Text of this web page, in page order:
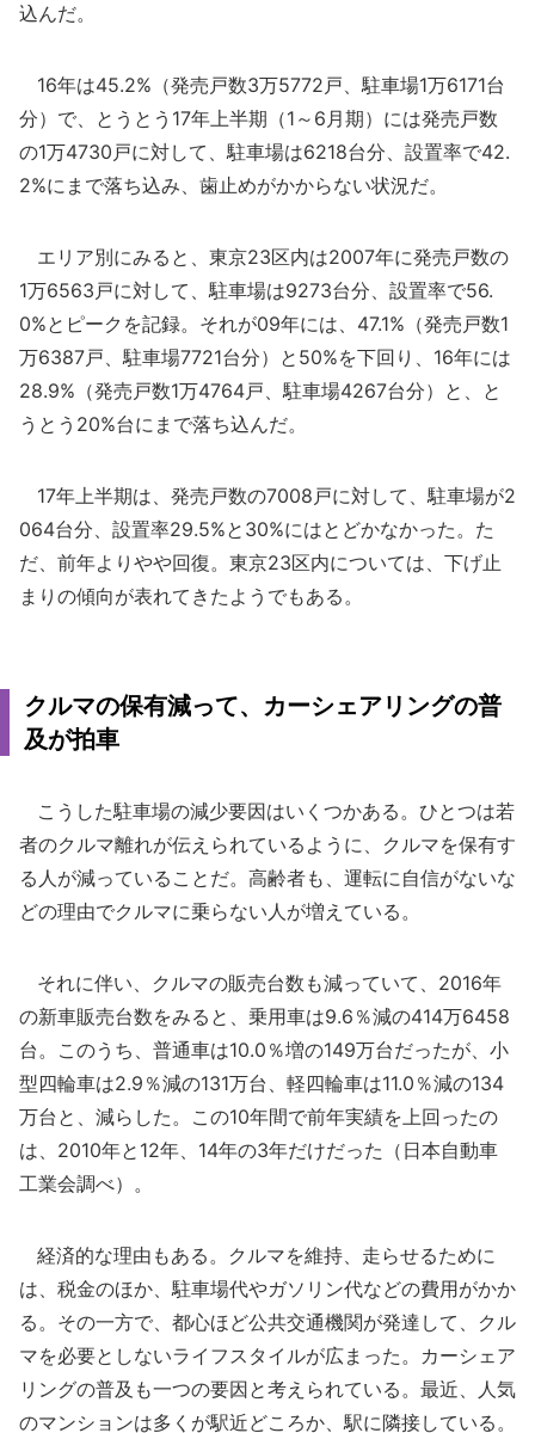
込んだ。
16年は45.2%（発売戸数3万5772戸、駐車場1万6171台
分）で、とうとう17年上半期（1～6月期）には発売戸数
の1万4730戸に対して、駐車場は6218台分、設置率で42.
2%にまで落ち込み、歯止めがかからない状況だ。
エリア別にみると、東京23区内は2007年に発売戸数の
1万6563戸に対して、駐車場は9273台分、設置率で56.
0%とピークを記録。それが09年には、47.1%（発売戸数1
万6387戸、駐車場7721台分）と50%を下回り、16年には
28.9%（発売戸数1万4764戸、駐車場4267台分）と、と
うとう20%台にまで落ち込んだ。
17年上半期は、発売戸数の7008戸に対して、駐車場が2
064台分、設置率29.5%と30%にはとどかなかった。た
だ、前年よりやや回復。東京23区内については、下げ止
まりの傾向が表れてきたようでもある。
クルマの保有減って、カーシェアリングの普
及が拍車
こうした駐車場の減少要因はいくつかある。ひとつは若
者のクルマ離れが伝えられているように、クルマを保有す
る人が減っていることだ。高齢者も、運転に自信がないな
どの理由でクルマに乗らない人が増えている。
それに伴い、クルマの販売台数も減っていて、2016年
の新車販売台数をみると、乗用車は9.6％減の414万6458
台。このうち、普通車は10.0％増の149万台だったが、小
型四輪車は2.9％減の131万台、軽四輪車は11.0％減の134
万台と、減らした。この10年間で前年実績を上回ったの
は、2010年と12年、14年の3年だけだった（日本自動車
工業会調べ）。
経済的な理由もある。クルマを維持、走らせるために
は、税金のほか、駐車場代やガソリン代などの費用がかか
る。その一方で、都心ほど公共交通機関が発達して、クル
マを必要としないライフスタイルが広まった。カーシェア
リングの普及も一つの要因と考えられている。最近、人気
のマンションは多くが駅近どころか、駅に隣接している。